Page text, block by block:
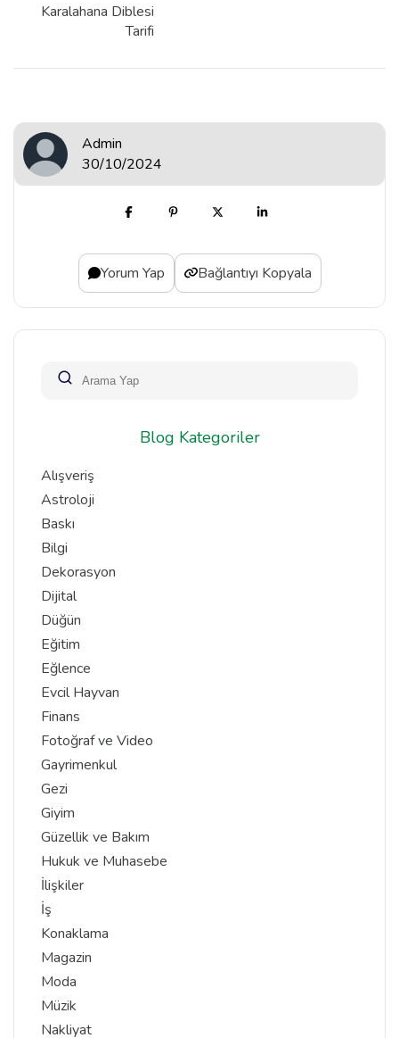
Karalahana Diblesi
Tarifi
Admin
30/10/2024
Yorum Yap Bağlantıyı Kopyala
Blog Kategoriler
Alışveriş
Astroloji
Baskı
Bilgi
Dekorasyon
Dijital
Düğün
Eğitim
Eğlence
Evcil Hayvan
Finans
Fotoğraf ve Video
Gayrimenkul
Gezi
Giyim
Güzellik ve Bakım
Hukuk ve Muhasebe
İlişkiler
İş
Konaklama
Magazin
Moda
Müzik
Nakliyat